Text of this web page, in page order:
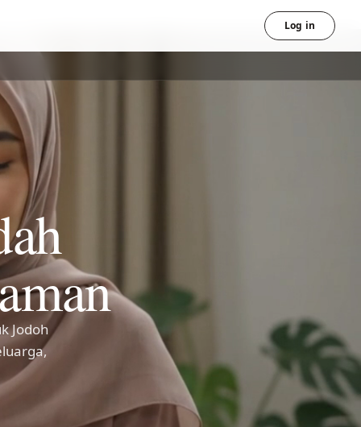
Log in
Jodoh